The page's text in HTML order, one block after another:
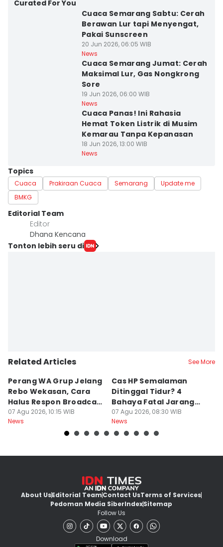
Curated For You
Cuaca Semarang Sabtu: Cerah
Berawan Lur tapi Menyengat,
Pakai Sunscreen
20 Jun 2026, 06:05 WIB
News
Cuaca Semarang Jumat: Cerah
Maksimal Lur, Gas Nongkrong
Sore
19 Jun 2026, 06:00 WIB
News
Cuaca Panas! Ini Rahasia
Hemat Token Listrik di Musim
Kemarau Tanpa Kepanasan
18 Jun 2026, 13:00 WIB
News
Topics
Cuaca Prakiraan Cuaca Semarang
Update me
BMKG
Editorial Team
Editor
Dhana Kencana
Tonton lebih seru di
Related Articles See More
Perang WA Grup Jelang
Rebo Wekasan, Cara
Halus Respon Broadcast
Parno
07 Agu 2026, 10:15 WIB
News
Cas HP Semalaman
Ditinggal Tidur? 4
Bahaya Fatal Jarang
Disadari Pekerja Kantor
07 Agu 2026, 08:30 WIB
News
About UsEditorial TeamContact UsTerms of Services
Pedoman Media SiberIndexSitemap
Follow Us
Download